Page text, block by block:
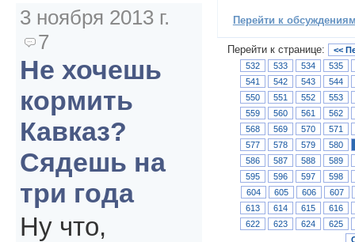
Перейти к
Перейти к странице:
<<
532
533 534
535
541
542 543
544
550
551 552
553
559
560 561
562
568
569 570
571
577
578 579
580
586
587 588
589
595
596 597
598
604
605 606
607
613
614 615
616
622
623 624
625
3 ноября 2013 г.
7
Не хочешь
кормить
Кавказ?
Сядешь на
три года
Ну что,